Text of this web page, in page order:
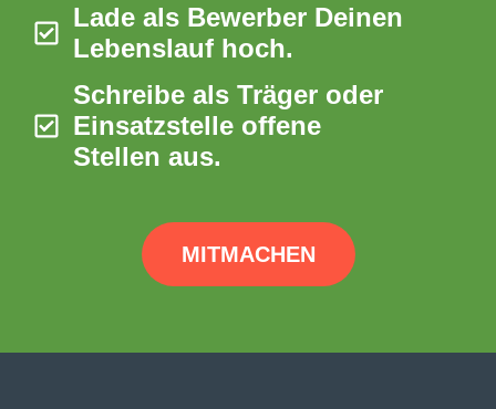
Lade als Bewerber Deinen
Lebenslauf hoch.
Schreibe als Träger oder
Einsatzstelle offene
Stellen aus.
MITMACHEN